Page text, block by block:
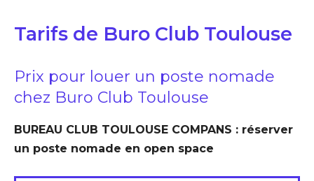
Tarifs de Buro Club Toulouse
Prix pour louer un poste nomade
chez Buro Club Toulouse
BUREAU CLUB TOULOUSE COMPANS : réserver
un poste nomade en open space